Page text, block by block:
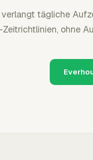
verlangt tägliche
Zeitrichtlinien, ohne